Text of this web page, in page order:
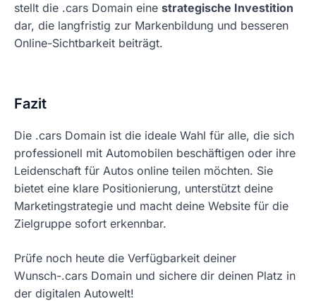
stellt die .cars Domain eine strategische Investition
dar, die langfristig zur Markenbildung und besseren
Online-Sichtbarkeit beiträgt.
Fazit
Die .cars Domain ist die ideale Wahl für alle, die sich
professionell mit Automobilen beschäftigen oder ihre
Leidenschaft für Autos online teilen möchten. Sie
bietet eine klare Positionierung, unterstützt deine
Marketingstrategie und macht deine Website für die
Zielgruppe sofort erkennbar.
Prüfe noch heute die Verfügbarkeit deiner
Wunsch-.cars Domain und sichere dir deinen Platz in
der digitalen Autowelt!